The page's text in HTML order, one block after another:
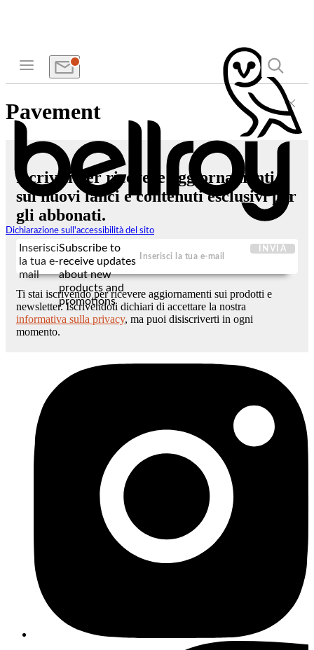
Dichiarazione sull'accessibilità del sito
Pavement
Iscriviti per ricevere aggiornamenti
sui nuovi lanci e contenuti esclusivi per
gli abbonati.
Inserisci
la tua e-
mail
Subscribe to
receive updates
about new
products and
promotions
INVIA
Ti stai iscrivendo per ricevere aggiornamenti sui prodotti e
newsletter. Iscrivendoti dichiari di accettare la nostra
informativa sulla privacy, ma puoi disiscriverti in ogni
momento.